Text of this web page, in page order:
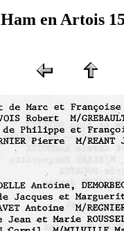
Ham en Artois